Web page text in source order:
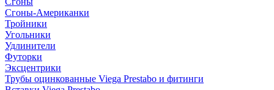
Сгоны-Американки
Тройники
Угольники
Удлинители
Футорки
Эксцентрики
Трубы оцинкованные Viega Prestabo и фитинги